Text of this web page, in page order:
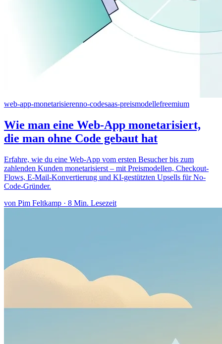
web-app-monetarisierenno-codesaas-preismodellefreemium
Wie man eine Web-App monetarisiert,
die man ohne Code gebaut hat
Erfahre, wie du eine Web-App vom ersten Besucher bis zum
zahlenden Kunden monetarisierst – mit Preismodellen, Checkout-
Flows, E-Mail-Konvertierung und KI-gestützten Upsells für No-
Code-Gründer.
von Pim Feltkamp · 8 Min. Lesezeit